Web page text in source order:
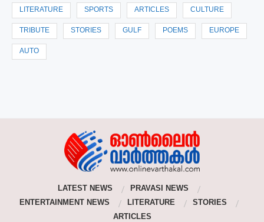
LITERATURE SPORTS ARTICLES CULTURE
TRIBUTE STORIES GULF POEMS EUROPE
AUTO
LATEST NEWS
PRAVASI NEWS
ENTERTAINMENT NEWS
LITERATURE
STORIES
ARTICLES